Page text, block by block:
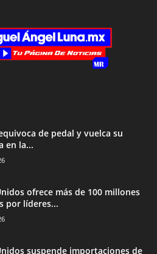
de pedal y vuelca su
en la...
ofrece más de 100 millones
por líderes...
suspende importaciones de